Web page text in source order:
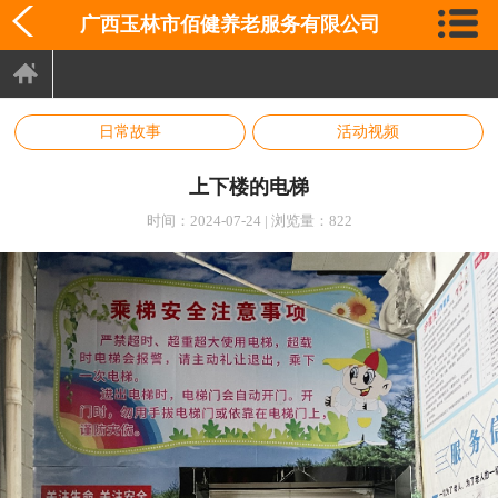
广西玉林市佰健养老服务有限公司
日常故事 活动视频
上下楼的电梯
时间：2024-07-24 | 浏览量：822